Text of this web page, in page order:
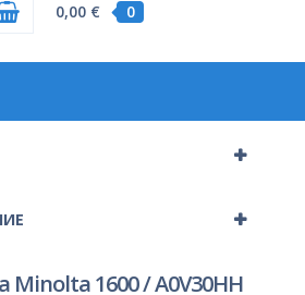
0
0,00 €
1600 / A0V30HH